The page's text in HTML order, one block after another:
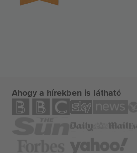
Ahogy a hírekben is látható